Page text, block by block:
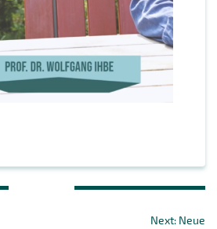
Next: Next
Neue